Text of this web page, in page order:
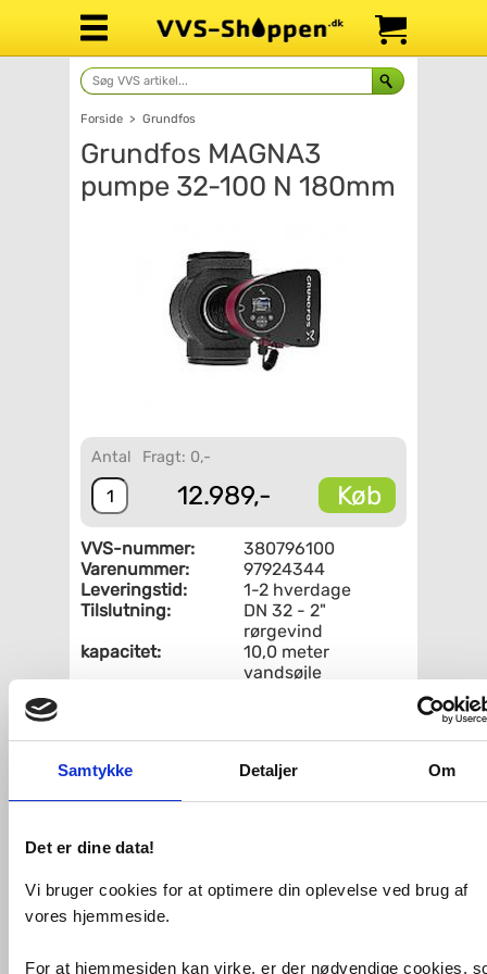
Samtykke Detaljer Om
Det er dine data!
Vi bruger cookies for at optimere din oplevelse ved brug af
vores hjemmeside.
For at hjemmesiden kan virke, er der nødvendige cookies,
Forside > Grundfos
Grundfos MAGNA3
pumpe 32-100 N 180mm
Antal Fragt: 0,-
12.989,- Køb
VVS-nummer:
380796100
Varenummer:
97924344
Leveringstid:
1-2 hverdage
Tilslutning:
DN 32 - 2"
rørgevind
kapacitet:
10,0 meter
vandsøjle
Fri fragt fra 4.995,-
Grundfos MAGNA3 pumpe 32-100 N,
Mere end blot en pumpe med en
program og indbygningsmuligheder
plus funktionaliteter, der erstatter
særdeles velegnet til ingeniører og